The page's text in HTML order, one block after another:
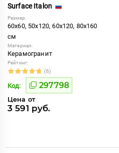
Surface Italon
Размер:
60x60, 50x120, 60x120, 80x160
см
Материал:
Керамогранит
Рейтинг:
(6)
Код: 297798
Цена от
3 591 руб.